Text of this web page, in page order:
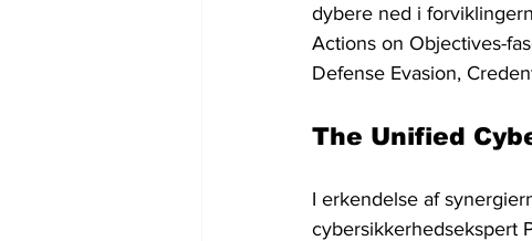
dybere ned i
Actions on Objectives-
Defense Evasion,
The Unified
I erkendelse af
cybersikkerhedsekspert